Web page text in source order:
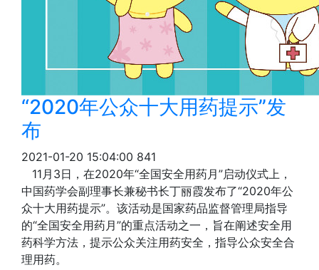
“2020年公众十大用药提示”发
布
2021-01-20 15:04:00 841
11月3日，在2020年“全国安全用药月”启动仪式上，
中国药学会副理事长兼秘书长丁丽霞发布了“2020年公
众十大用药提示”。该活动是国家药品监督管理局指导
的“全国安全用药月”的重点活动之一，旨在阐述安全用
药科学方法，提示公众关注用药安全，指导公众安全合
理用药。